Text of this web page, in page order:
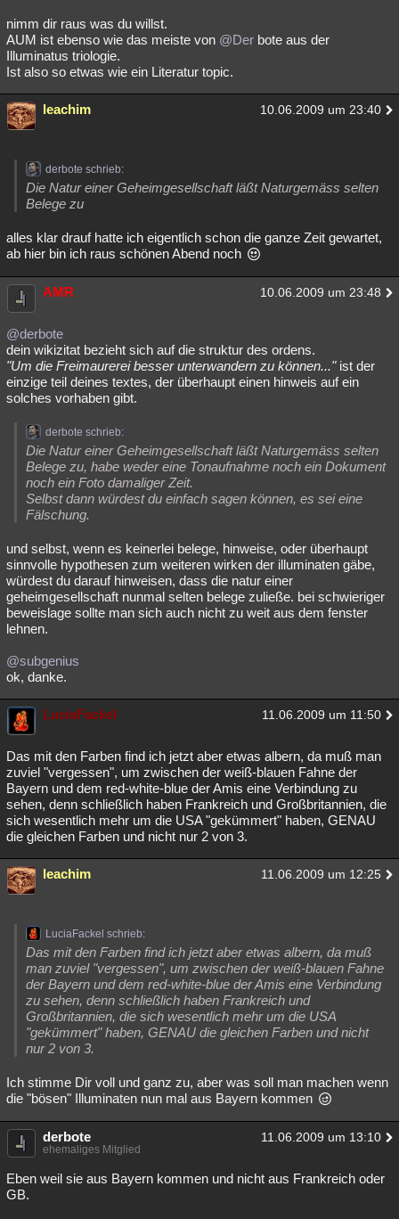
nimm dir raus was du willst.
AUM ist ebenso wie das meiste von @Der bote aus der
Illuminatus triologie.
Ist also so etwas wie ein Literatur topic.
leachim 10.06.2009 um 23:40
derbote schrieb:
Die Natur einer Geheimgesellschaft läßt Naturgemäss selten
Belege zu
alles klar drauf hatte ich eigentlich schon die ganze Zeit gewartet,
ab hier bin ich raus schönen Abend noch
AMR 10.06.2009 um 23:48
@derbote
dein wikizitat bezieht sich auf die struktur des ordens.
"Um die Freimaurerei besser unterwandern zu können..."ist der
einzige teil deines textes, der überhaupt einen hinweis auf ein
solches vorhaben gibt.
derbote schrieb:
Die Natur einer Geheimgesellschaft läßt Naturgemäss selten
Belege zu, habe weder eine Tonaufnahme noch ein Dokument
noch ein Foto damaliger Zeit.
Selbst dann würdest du einfach sagen können, es sei eine
Fälschung.
und selbst, wenn es keinerlei belege, hinweise, oder überhaupt
sinnvolle hypothesen zum weiteren wirken der illuminaten gäbe,
würdest du darauf hinweisen, dass die natur einer
geheimgesellschaft nunmal selten belege zuließe. bei schwieriger
beweislage sollte man sich auch nicht zu weit aus dem fenster
lehnen.
@subgenius
ok, danke.
LuciaFackel 11.06.2009 um 11:50
Das mit den Farben find ich jetzt aber etwas albern, da muß man
zuviel "vergessen", um zwischen der weiß-blauen Fahne der
Bayern und dem red-white-blue der Amis eine Verbindung zu
sehen, denn schließlich haben Frankreich und Großbritannien, die
sich wesentlich mehr um die USA "gekümmert" haben, GENAU
die gleichen Farben und nicht nur 2 von 3.
leachim 11.06.2009 um 12:25
LuciaFackel schrieb:
Das mit den Farben find ich jetzt aber etwas albern, da muß
man zuviel "vergessen", um zwischen der weiß-blauen Fahne
der Bayern und dem red-white-blue der Amis eine Verbindung
zu sehen, denn schließlich haben Frankreich und
Großbritannien, die sich wesentlich mehr um die USA
"gekümmert" haben, GENAU die gleichen Farben und nicht
nur 2 von 3.
Ich stimme Dir voll und ganz zu, aber was soll man machen wenn
die "bösen" Illuminaten nun mal aus Bayern kommen
derbote 11.06.2009 um 13:10
ehemaliges Mitglied
Eben weil sie aus Bayern kommen und nicht aus Frankreich oder
GB.